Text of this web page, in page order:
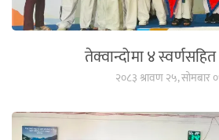
तेक्वान्दोमा ४
२०८३ श्रावण २५, सोमबार